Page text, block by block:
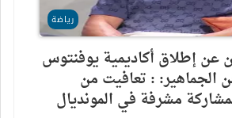
رياضة
عن إطلاق أكاديمية يوفنتوس
الجماهير: : تعافيت من
مشرفة في المونديال